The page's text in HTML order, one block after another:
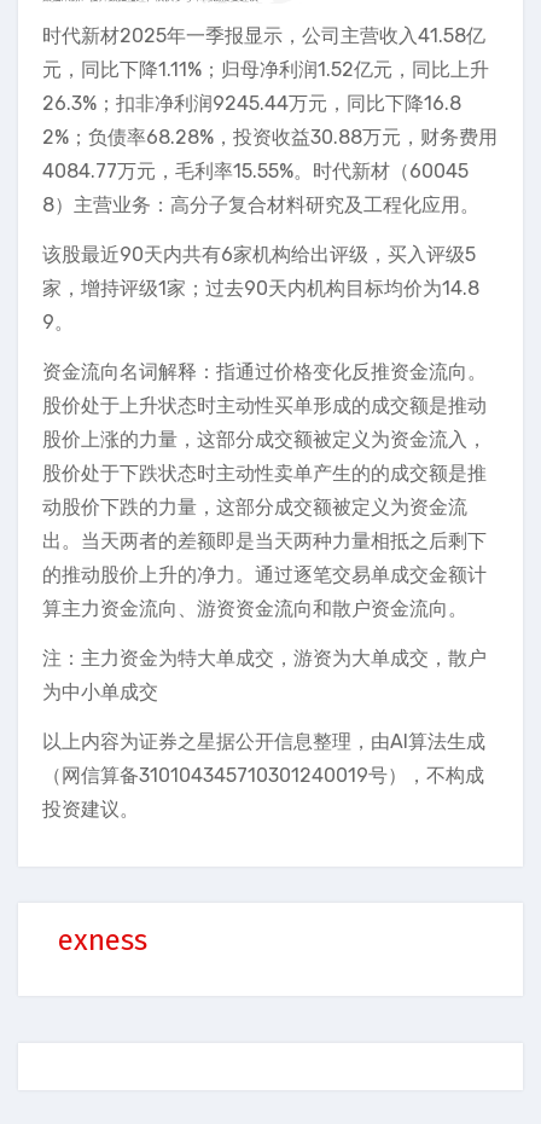
时代新材2025年一季报显示，公司主营收入41.58亿
元，同比下降1.11%；归母净利润1.52亿元，同比上升
26.3%；扣非净利润9245.44万元，同比下降16.8
2%；负债率68.28%，投资收益30.88万元，财务费用
4084.77万元，毛利率15.55%。时代新材（60045
8）主营业务：高分子复合材料研究及工程化应用。
该股最近90天内共有6家机构给出评级，买入评级5
家，增持评级1家；过去90天内机构目标均价为14.8
9。
资金流向名词解释：指通过价格变化反推资金流向。
股价处于上升状态时主动性买单形成的成交额是推动
股价上涨的力量，这部分成交额被定义为资金流入，
股价处于下跌状态时主动性卖单产生的的成交额是推
动股价下跌的力量，这部分成交额被定义为资金流
出。当天两者的差额即是当天两种力量相抵之后剩下
的推动股价上升的净力。通过逐笔交易单成交金额计
算主力资金流向、游资资金流向和散户资金流向。
注：主力资金为特大单成交，游资为大单成交，散户
为中小单成交
以上内容为证券之星据公开信息整理，由AI算法生成
（网信算备310104345710301240019号），不构成
投资建议。
exness